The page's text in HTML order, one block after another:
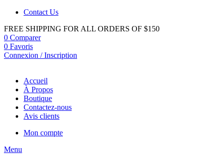
Contact Us
FREE SHIPPING FOR ALL ORDERS OF $150
0 Comparer
0 Favoris
Connexion / Inscription
Accueil
À Propos
Boutique
Contactez-nous
Avis clients
Mon compte
Menu